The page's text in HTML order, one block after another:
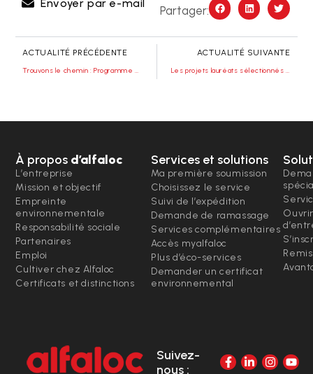
Envoyer par e-mail
Partager:
ACTUALITÉ PRÉCÉDENTE
Trouvons le chemin : Programme de formation 2023/24
ACTUALITÉ SUIVANTE
Les projets lauréats sélectionnés à l’IPAM
À propos d’alfaloc
L’entreprise
Mission et objectif
Empreinte
environnementale
Responsabilité sociale
Partenaires
Emploi
Cultiver chez Alfaloc
Certificats et distinctions
Services et solutions
Ma première soumission
Choisissez le service
Suivi de l’expédition
Demande de ramassage
Services complémentaires
Accès myalfaloc
Plus d’éco-services
Demander un certificat
environnemental
Suivez-
nous :